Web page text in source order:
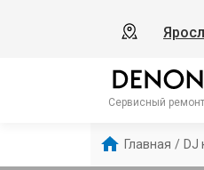
Сервисный ремонт
Главная / DJ